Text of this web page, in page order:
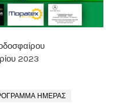
2023
ΗΜΕΡΑΣ